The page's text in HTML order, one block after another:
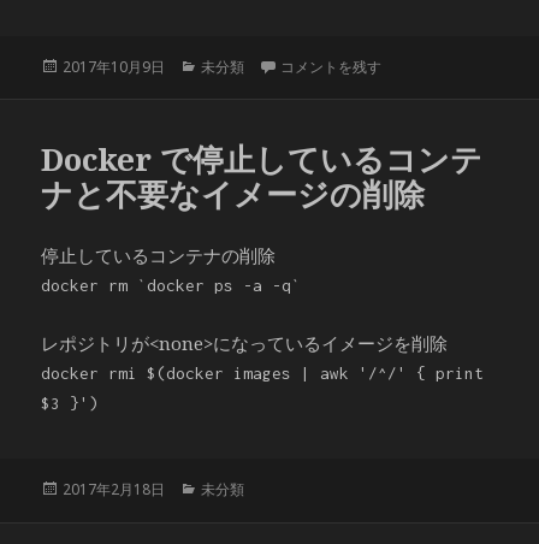
投
2017年10月9日
カ
ー
未分類 Debian stretch のpostfix に
コメントを残す
Docker で停止しているコンテ
ナと不要なイメージの削除
停止しているコンテナの削除
docker rm `docker ps -a -q`
レポジトリが<none>になっているイメージを削除
docker rmi $(docker images | awk '/^/' { print
$3 }')
投
2017年2月18日
カ
未分類